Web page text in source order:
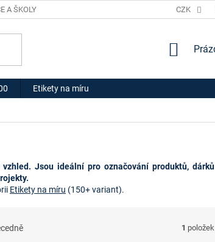
A ŠKOLY HODNOCENÍ
CZK
Etikety na míru
Jsou ideální pro označování produktů,
Etikety na míru (150+ variant).
1